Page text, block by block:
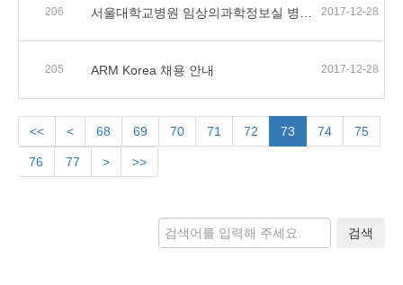
206 2017-12-28
205 ARM Korea 채용 안내 2017-12-28
<< < 68 69 70 71 72 73 74 75
76 77 > >>
검색